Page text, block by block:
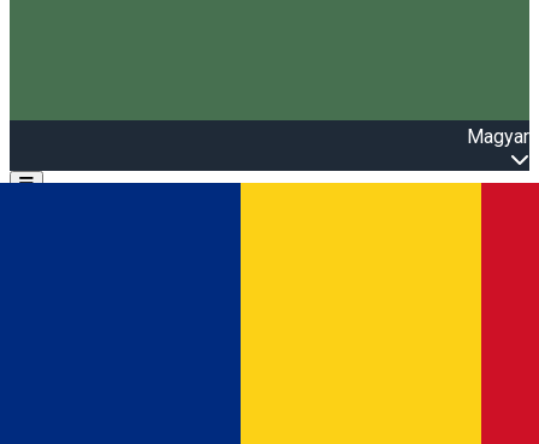
Magyar
Open main menu